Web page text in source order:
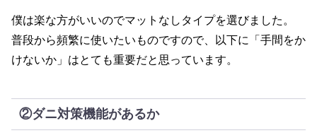
僕は楽な方がいいのでマットなしタイプを選びました。
普段から頻繁に使いたいものですので、以下に「手間をか
けないか」はとても重要だと思っています。
②ダニ対策機能があるか